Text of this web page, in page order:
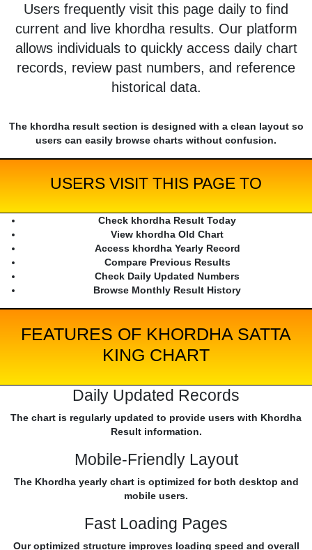
Users frequently visit this page daily to find
current and live khordha results. Our platform
allows individuals to quickly access daily chart
records, review past numbers, and reference
historical data.
The khordha result section is designed with a clean layout so
users can easily browse charts without confusion.
USERS VISIT THIS PAGE TO
Check khordha Result Today
View khordha Old Chart
Access khordha Yearly Record
Compare Previous Results
Check Daily Updated Numbers
Browse Monthly Result History
FEATURES OF KHORDHA SATTA
KING CHART
Daily Updated Records
The chart is regularly updated to provide users with Khordha
Result information.
Mobile-Friendly Layout
The Khordha yearly chart is optimized for both desktop and
mobile users.
Fast Loading Pages
Our optimized structure improves loading speed and overall